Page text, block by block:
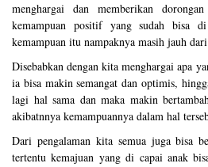
menghargai dan memberikan
kemampuan positif yang sudah bisa
kemampuan itu nampaknya masih jauh
Disebabkan dengan kita menghargai apa
ia bisa makin semangat dan optimis,
lagi hal sama dan maka makin
akibatnnya kemampuannya dalam hal
Dari pengalaman kita semua juga bisa
tertentu kemajuan yang di capai anak